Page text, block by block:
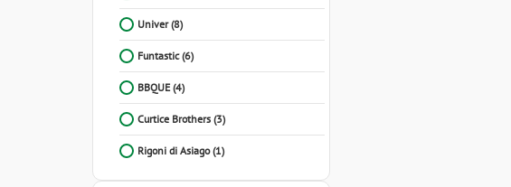
Univer (8)
Funtastic (6)
BBQUE (4)
Curtice Brothers (3)
Rigoni di Asiago (1)